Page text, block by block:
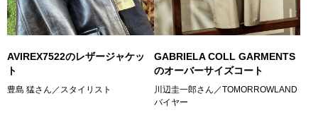
AVIREX7522のレザージャケッ
ト
豊島 猛さん／スタイリスト
GABRIELA COLL GARMENTS
のオーバーサイズコート
川辺圭一郎さん／TOMORROWLAND
バイヤー